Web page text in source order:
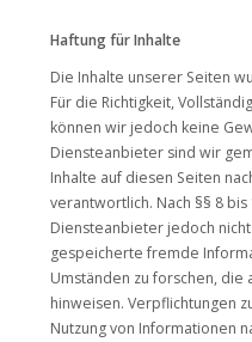
Haftung für Inhalte
Die Inhalte unserer Seiten
Für die Richtigkeit,
können wir jedoch keine
Diensteanbieter sind wir
Inhalte auf diesen Seiten
verantwortlich. Nach §§ 8 bis
Diensteanbieter jedoch
gespeicherte fremde
Umständen zu forschen,
hinweisen. Verpflichtungen
Nutzung von Informationen